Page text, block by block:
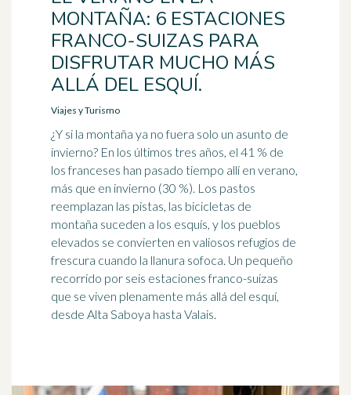
MONTAÑA: 6 ESTACIONES
FRANCO-SUIZAS PARA
DISFRUTAR MUCHO MÁS
ALLÁ DEL ESQUÍ.
Viajes y Turismo
¿Y si la montaña ya no fuera solo un asunto de
invierno? En los últimos tres años, el 41 % de
los franceses han pasado tiempo allí en verano,
más que en invierno (30 %). Los pastos
reemplazan las pistas, las bicicletas de
montaña suceden a los esquís, y los pueblos
elevados se convierten en valiosos refugios de
frescura cuando la llanura sofoca. Un pequeño
recorrido por seis estaciones franco-suizas
que se viven plenamente más allá del esquí,
desde Alta Saboya hasta Valais.